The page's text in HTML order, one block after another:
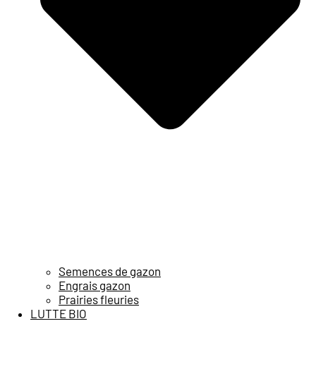
Semences de gazon
Engrais gazon
Prairies fleuries
LUTTE BIO